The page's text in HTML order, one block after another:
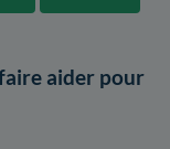
aider pour